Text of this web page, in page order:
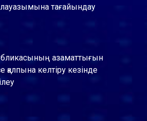
тағайындау
азаматтығын
қалпына келтіру кезінде